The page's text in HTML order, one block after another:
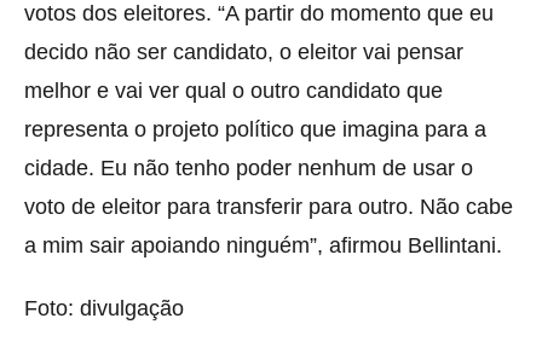
votos dos eleitores. “A partir do momento que eu
decido não ser candidato, o eleitor vai pensar
melhor e vai ver qual o outro candidato que
representa o projeto político que imagina para a
cidade. Eu não tenho poder nenhum de usar o
voto de eleitor para transferir para outro. Não cabe
a mim sair apoiando ninguém”, afirmou Bellintani.
Foto: divulgação